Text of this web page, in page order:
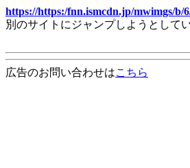
https://https:/fnn.ismcdn.jp/mwimgs/b/
別のサイトにジャンプしようとして
広告のお問い合わせはこちら